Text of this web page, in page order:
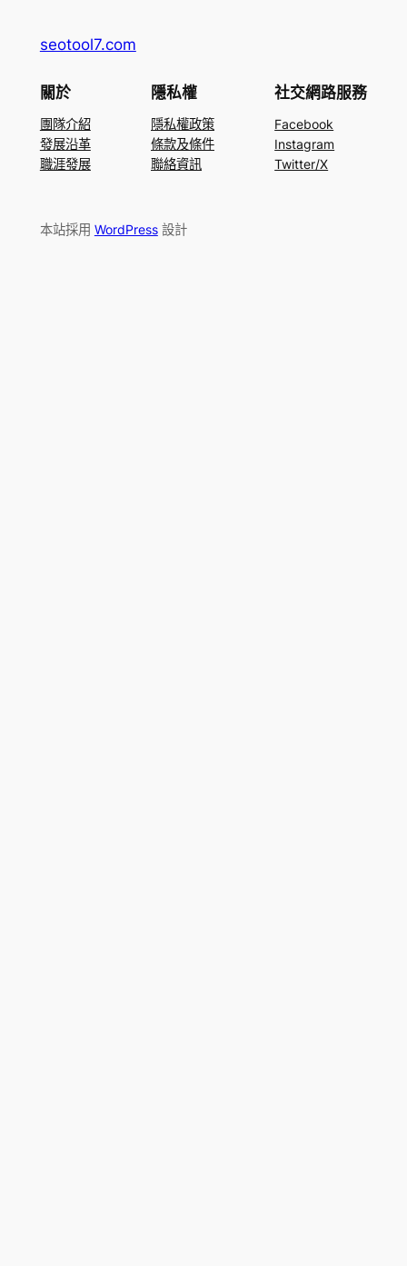
seotool7.com
關於
團隊介紹
發展沿革
職涯發展
隱私權
隱私權政策
條款及條件
聯絡資訊
社交網路服務
Facebook
Instagram
Twitter/X
本站採用 WordPress設計